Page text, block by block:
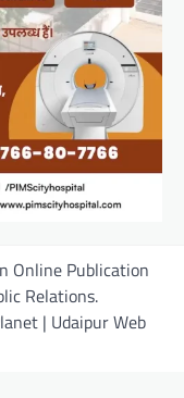
Online Publication
Relations.
| Udaipur Web